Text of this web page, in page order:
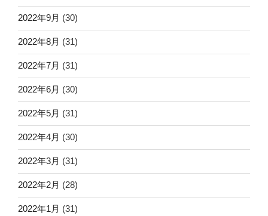
2022年9月 (30)
2022年8月 (31)
2022年7月 (31)
2022年6月 (30)
2022年5月 (31)
2022年4月 (30)
2022年3月 (31)
2022年2月 (28)
2022年1月 (31)